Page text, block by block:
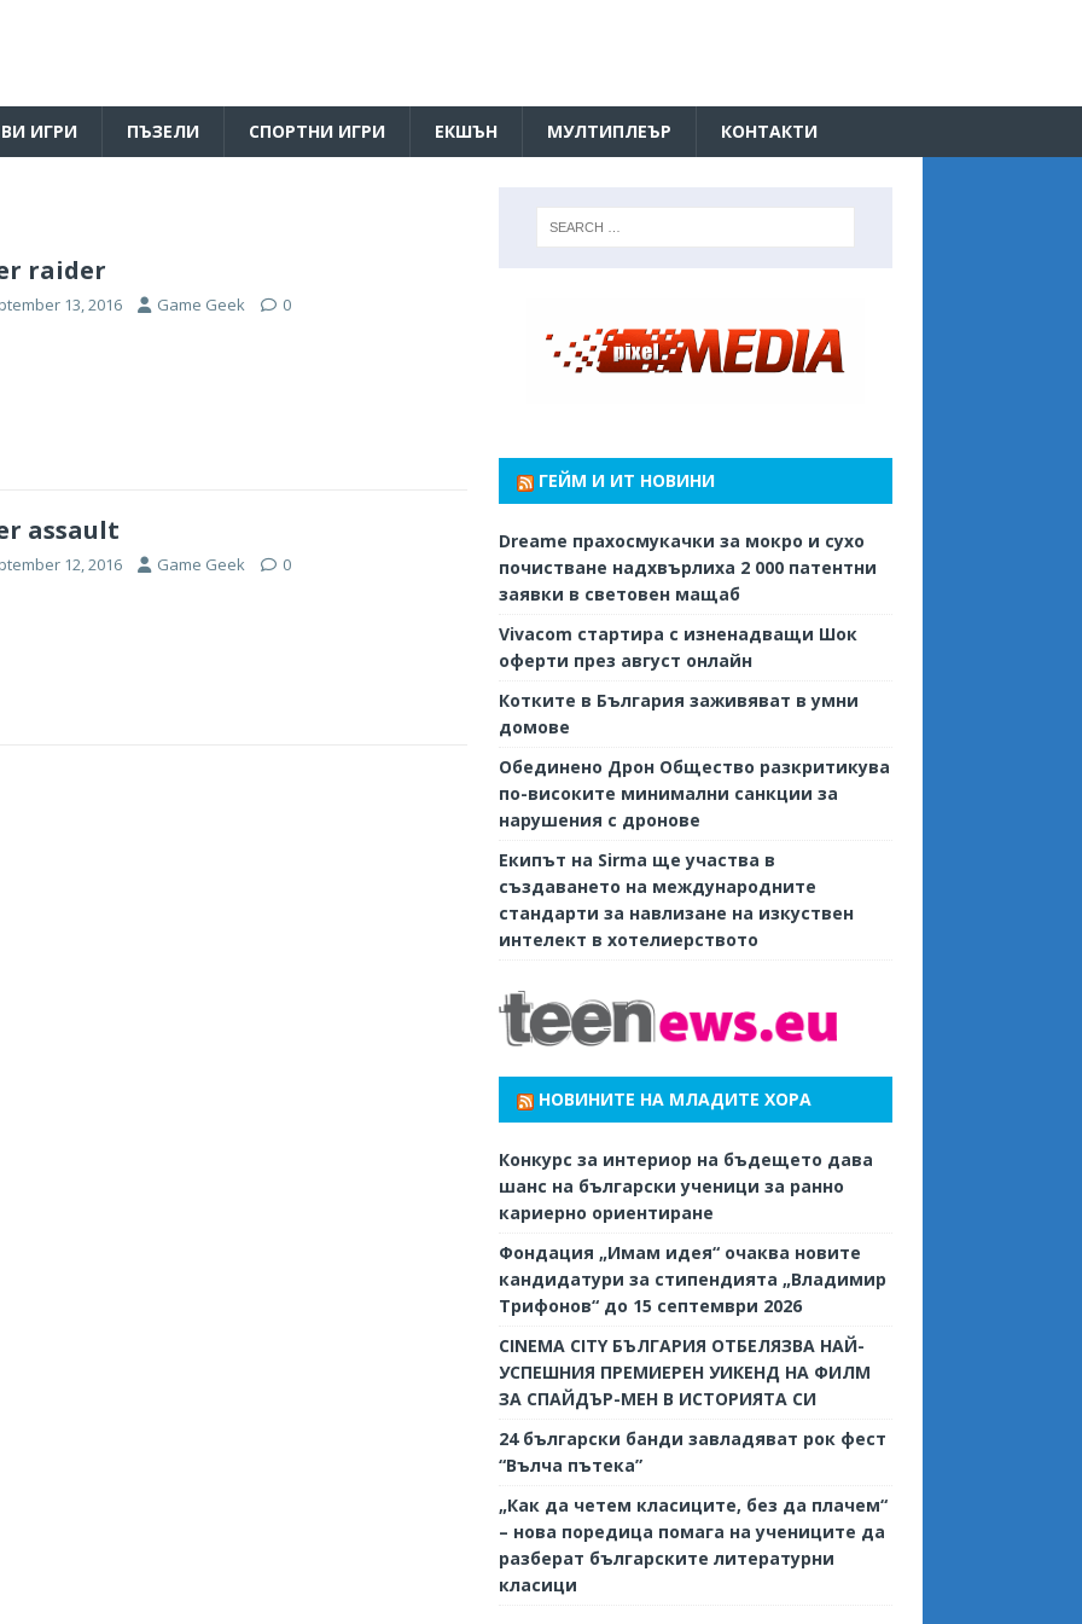
ИГРИ ПЪЗЕЛИ СПОРТНИ ИГРИ ЕКШЪН МУЛТИПЛЕЪР КОНТАКТИ
raider
13, 2016 Game Geek 0
assault
12, 2016 Game Geek 0
ГЕЙМ И ИТ НОВИНИ
Dreame прахосмукачки за мокро и сухо
почистване надхвърлиха 2 000 патентни
заявки в световен мащаб
Vivacom стартира с изненадващи Шок
оферти през август онлайн
Котките в България заживяват в умни
домове
Обединено Дрон Общество разкритикува
по-високите минимални санкции за
нарушения с дронове
Екипът на Sirma ще участва в
създаването на международните
стандарти за навлизане на изкуствен
интелект в хотелиерството
НОВИНИТЕ НА МЛАДИТЕ ХОРА
Конкурс за интериор на бъдещето дава
шанс на български ученици за ранно
кариерно ориентиране
Фондация „Имам идея“ очаква новите
кандидатури за стипендията „Владимир
Трифонов“ до 15 септември 2026
CINEMA CITY БЪЛГАРИЯ ОТБЕЛЯЗВА НАЙ-
УСПЕШНИЯ ПРЕМИЕРЕН УИКЕНД НА ФИЛМ
ЗА СПАЙДЪР-МЕН В ИСТОРИЯТА СИ
24 български банди завладяват рок фест
“Вълча пътека”
„Как да четем класиците, без да плачем“
– нова поредица помага на учениците да
разберат българските литературни
класици